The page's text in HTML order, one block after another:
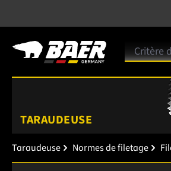
TARAUDEUSE
Taraudeuse Normes de filetage